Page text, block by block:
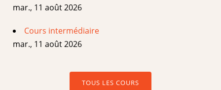
mar., 11 août 2026
Cours intermédiaire
mar., 11 août 2026
TOUS LES COURS